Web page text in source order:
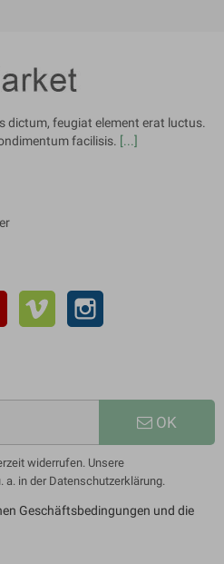
dictum, feugiat element erat luctus.
facilisis. [...]
YouTube Vimeo
OK
widerrufen. Unsere
a. in der Datenschutzerklärung.
Geschäftsbedingungen und die